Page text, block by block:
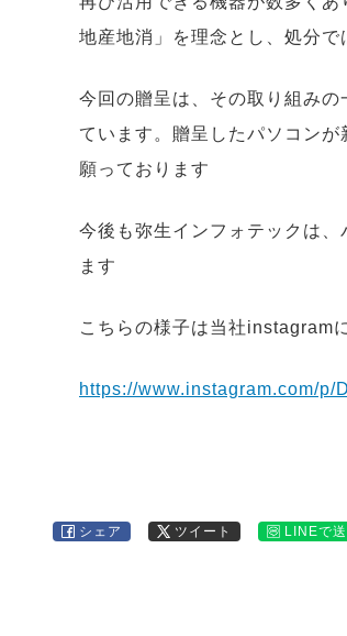
地産地消」を理念とし、処分
今回の贈呈は、その取り組み
ています。贈呈したパソコン
願っております
今後も弥生インフォテックは
ます
こちらの様子は当社instagram
https://www.instagram.com/p/
シェア ツイート LINEで